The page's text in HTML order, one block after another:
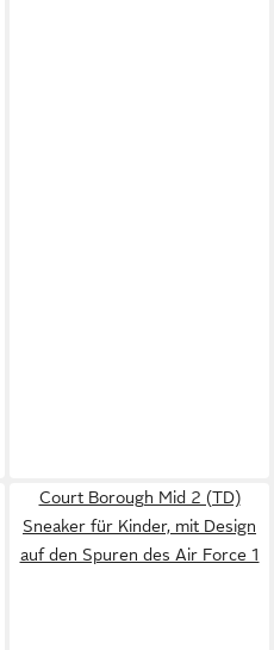
Court Borough Mid 2 (TD)
Sneaker für Kinder, mit Design
auf den Spuren des Air Force 1